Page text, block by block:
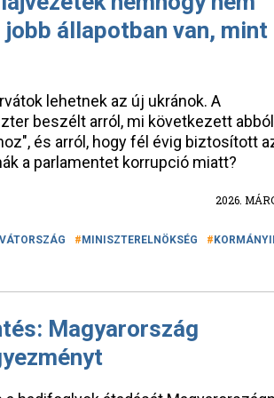
állapotban van, mint
lehetnek az új ukránok. A
beszélt arról, mi következett
és arról, hogy fél évig biztosított
a parlamentet korrupció miatt?
2026.
MINISZTERELNÖKSÉG
Magyarország